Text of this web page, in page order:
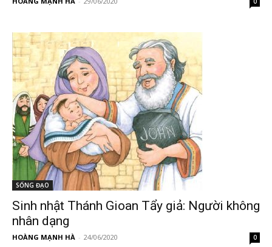
SỐNG ĐẠO
Sinh nhật Thánh Gioan Tẩy giả: Người không
nhân dạng
HOÀNG MẠNH HÀ - 24/06/2020 0